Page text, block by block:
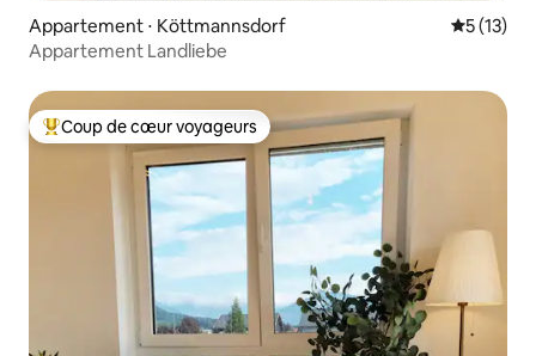
Appartement ⋅ Köttmannsdorf
5 (13)
Appartement Landliebe
Coups de cœur voyageurs les plus appréciés
Coup de cœur voyageurs